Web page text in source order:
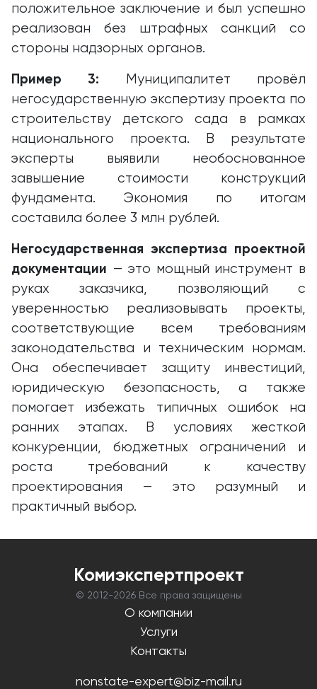
положительное заключение и был успешно
реализован без штрафных санкций со
стороны надзорных органов.
Пример 3: Муниципалитет провёл
негосударственную экспертизу проекта по
строительству детского сада в рамках
национального проекта. В результате
эксперты выявили необоснованное
завышение стоимости конструкций
фундамента. Экономия по итогам
составила более 3 млн рублей.
Негосударственная экспертиза проектной
документации — это мощный инструмент в
руках заказчика, позволяющий с
уверенностью реализовывать проекты,
соответствующие всем требованиям
законодательства и техническим нормам.
Она обеспечивает защиту инвестиций,
юридическую безопасность, а также
помогает избежать типичных ошибок на
ранних этапах. В условиях жесткой
конкуренции, бюджетных ограничений и
роста требований к качеству
проектирования — это разумный и
практичный выбор.
Комиэкспертпроект
© 2012-2026 Все права защищены
О компании
Услуги
Контакты
nonstate-expert@biz-mail.ru